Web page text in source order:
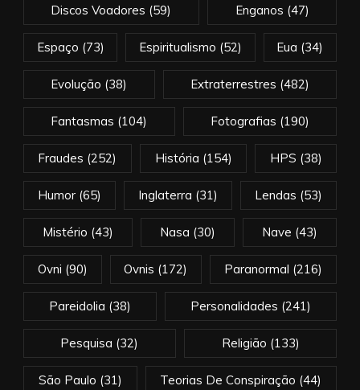
Discos Voadores (59) Enganos (47)
Espaço (73) Espiritualismo (52) Eua (34)
Evolução (38) Extraterrestres (482)
Fantasmas (104) Fotografias (190)
Fraudes (252) História (154) HPS (38)
Humor(65) Inglaterra (31) Lendas (53)
Mistério (43) Nasa (30) Nave (43)
Ovni (90) Ovnis (172) Paranormal (216)
Pareidolia (38) Personalidades (241)
Pesquisa (32) Religião (133)
São Paulo (31) Teorias De Conspiração (44)